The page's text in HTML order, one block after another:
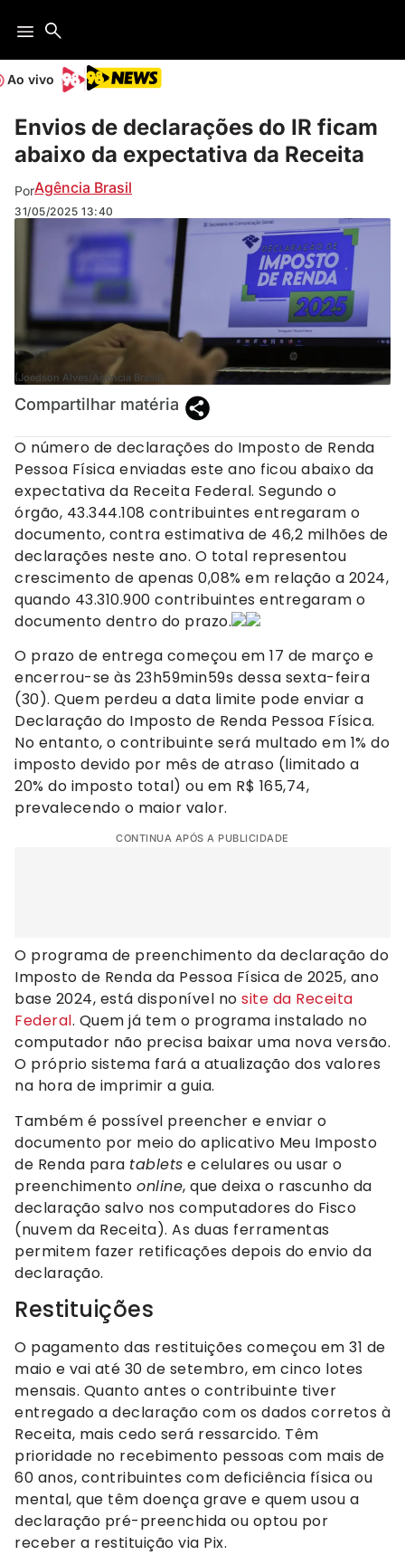
Ao vivo
Envios de declarações do IR ficam
abaixo da expectativa da Receita
PorAgência Brasil
31/05/2025 13:40
(Joédson Alves/Agência Brasil)
Compartilhar matéria
O número de declarações do Imposto de Renda
Pessoa Física enviadas este ano ficou abaixo da
expectativa da Receita Federal. Segundo o
órgão, 43.344.108 contribuintes entregaram o
documento, contra estimativa de 46,2 milhões de
declarações neste ano. O total representou
crescimento de apenas 0,08% em relação a 2024,
quando 43.310.900 contribuintes entregaram o
documento dentro do prazo.
O prazo de entrega começou em 17 de março e
encerrou-se às 23h59min59s dessa sexta-feira
(30). Quem perdeu a data limite pode enviar a
Declaração do Imposto de Renda Pessoa Física.
No entanto, o contribuinte será multado em 1% do
imposto devido por mês de atraso (limitado a
20% do imposto total) ou em R$ 165,74,
prevalecendo o maior valor.
CONTINUA APÓS A PUBLICIDADE
O programa de preenchimento da declaração do
Imposto de Renda da Pessoa Física de 2025, ano
base 2024, está disponível no site da Receita
Federal. Quem já tem o programa instalado no
computador não precisa baixar uma nova versão.
O próprio sistema fará a atualização dos valores
na hora de imprimir a guia.
Também é possível preencher e enviar o
documento por meio do aplicativo Meu Imposto
de Renda para tablets e celulares ou usar o
preenchimento online, que deixa o rascunho da
declaração salvo nos computadores do Fisco
(nuvem da Receita). As duas ferramentas
permitem fazer retificações depois do envio da
declaração.
Restituições
O pagamento das restituições começou em 31 de
maio e vai até 30 de setembro, em cinco lotes
mensais. Quanto antes o contribuinte tiver
entregado a declaração com os dados corretos à
Receita, mais cedo será ressarcido. Têm
prioridade no recebimento pessoas com mais de
60 anos, contribuintes com deficiência física ou
mental, que têm doença grave e quem usou a
declaração pré-preenchida ou optou por
receber a restituição via Pix.